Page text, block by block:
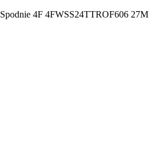
Spodnie 4F 4FWSS24TTROF606 27M